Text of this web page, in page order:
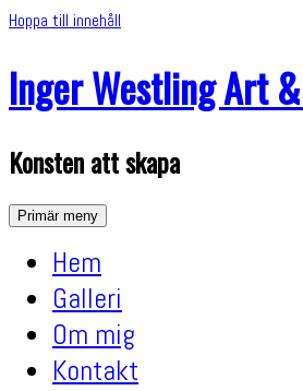
Hoppa till innehåll
Inger Westling Art
Konsten att skapa
Primär meny
Hem
Galleri
Om mig
Kontakt